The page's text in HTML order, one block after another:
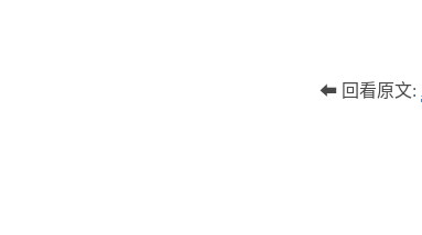
⬅ 回看原文: